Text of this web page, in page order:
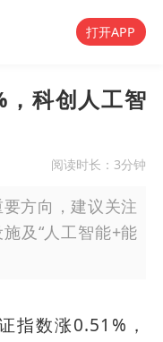
打开APP
科创人工智
阅读时长： 3分钟
方向，建议关注
及“人工智能+能
指数涨0.51%，